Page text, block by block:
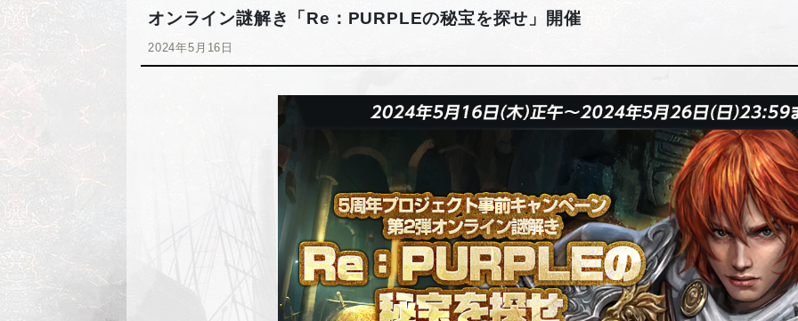
オンライン謎解き「Re：PURPLEの秘宝を探せ」開催
2024年5月16日